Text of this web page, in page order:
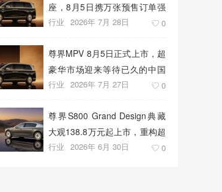
座，8月5日携万张预售订单强
势上市
行业 2026年 7月 28日 0
尊界MPV 8月5日正式上市，超
豪华市场迎来等待已久的中国
答案
行业 2026年 7月 27日 0
尊界S800 Grand Design典藏
大观138.8万元起上市，重构超
豪华出行新标准
行业 2026年 6月 30日 0